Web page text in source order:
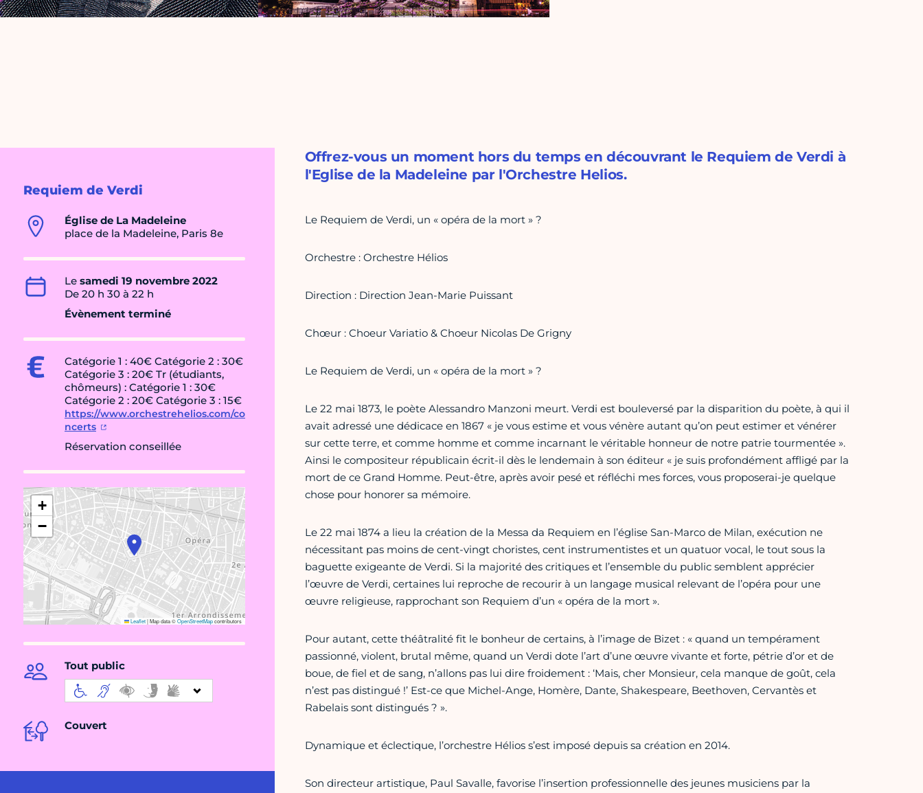
Requiem de Verdi
Église de La Madeleine
place de la Madeleine, Paris 8e
Le samedi 19 novembre 2022
De 20 h 30 à 22 h
Évènement terminé
Catégorie 1 : 40€ Catégorie 2 : 30€
Catégorie 3 : 20€ Tr (étudiants,
chômeurs) : Catégorie 1 : 30€
Catégorie 2 : 20€ Catégorie 3 : 15€
https://www.orchestrehelios.com/co
ncerts
Réservation conseillée
+
−
Leaflet|Map data ©OpenStreetMapcontributors
Tout public
Couvert
Offrez-vous un moment hors du temps en découvrant le Requiem de Verdi à
l'Eglise de la Madeleine par l'Orchestre Helios.
Le Requiem de Verdi, un « opéra de la mort » ?
Orchestre : Orchestre Hélios
Direction : Direction Jean-Marie Puissant
Chœur : Choeur Variatio & Choeur Nicolas De Grigny
Le Requiem de Verdi, un « opéra de la mort » ?
Le 22 mai 1873, le poète Alessandro Manzoni meurt. Verdi est bouleversé par la disparition du poète, à qui il
avait adressé une dédicace en 1867 « je vous estime et vous vénère autant qu’on peut estimer et vénérer
sur cette terre, et comme homme et comme incarnant le véritable honneur de notre patrie tourmentée ».
Ainsi le compositeur républicain écrit-il dès le lendemain à son éditeur « je suis profondément affligé par la
mort de ce Grand Homme. Peut-être, après avoir pesé et réfléchi mes forces, vous proposerai-je quelque
chose pour honorer sa mémoire.
Le 22 mai 1874 a lieu la création de la Messa da Requiem en l’église San-Marco de Milan, exécution ne
nécessitant pas moins de cent-vingt choristes, cent instrumentistes et un quatuor vocal, le tout sous la
baguette exigeante de Verdi. Si la majorité des critiques et l’ensemble du public semblent apprécier
l’œuvre de Verdi, certaines lui reproche de recourir à un langage musical relevant de l’opéra pour une
œuvre religieuse, rapprochant son Requiem d’un « opéra de la mort ».
Pour autant, cette théâtralité fit le bonheur de certains, à l’image de Bizet : « quand un tempérament
passionné, violent, brutal même, quand un Verdi dote l’art d’une œuvre vivante et forte, pétrie d’or et de
boue, de fiel et de sang, n’allons pas lui dire froidement : ‘Mais, cher Monsieur, cela manque de goût, cela
n’est pas distingué !’ Est-ce que Michel-Ange, Homère, Dante, Shakespeare, Beethoven, Cervantès et
Rabelais sont distingués ? ».
Dynamique et éclectique, l’orchestre Hélios s’est imposé depuis sa création en 2014.
Son directeur artistique, Paul Savalle, favorise l’insertion professionnelle des jeunes musiciens par la